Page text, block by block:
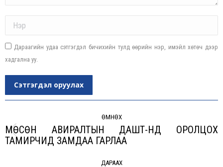
Дараагийн удаа сэтгэгдэл бичихийн тулд өөрийн нэр, имэйл хөтөч дээр
хадгална уу.
Сэтгэгдэл оруулах
ӨМНӨХ
Previous
МӨСӨН АВИРАЛТЫН ДАШТ-НД ОРОЛЦОХ
ТАМИРЧИД ЗАМДАА ГАРЛАА
ДАРААХ